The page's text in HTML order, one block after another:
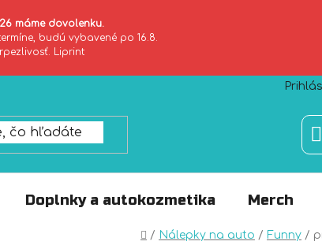
máme dovolenku.
budú vybavené po 16.8.
Liprint
Zásady používania
Doplnky a autokozmetika Merch
Domov
/ Nálepky na auto / Funny /